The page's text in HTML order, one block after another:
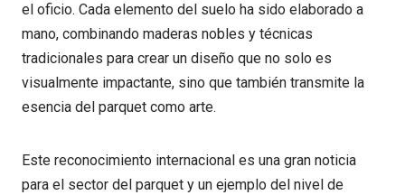
el oficio. Cada elemento del suelo ha sido elaborado a
mano, combinando maderas nobles y técnicas
tradicionales para crear un diseño que no solo es
visualmente impactante, sino que también transmite la
esencia del parquet como arte.
Este reconocimiento internacional es una gran noticia
para el sector del parquet y un ejemplo del nivel de